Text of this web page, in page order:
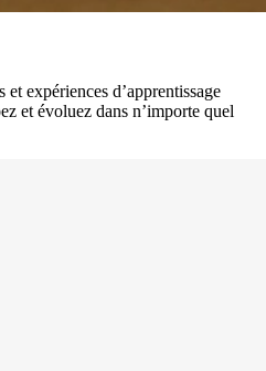
expériences d’apprentissage
et évoluez dans n’importe quel